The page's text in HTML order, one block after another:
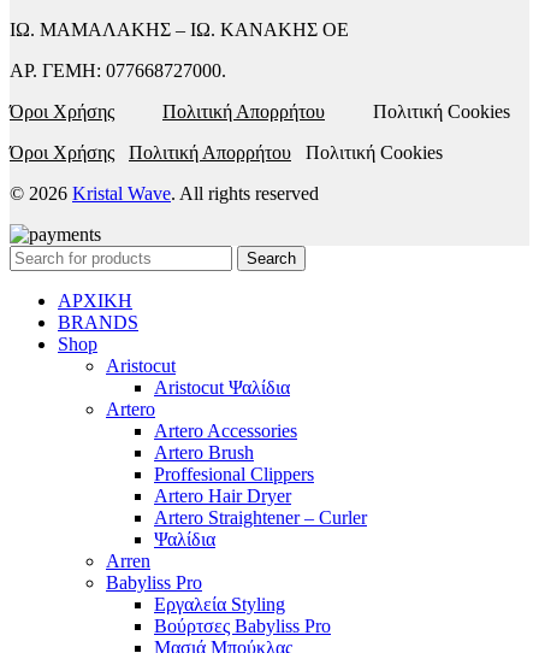
ΙΩ. ΜΑΜΑΛΑΚΗΣ – ΙΩ. ΚΑΝΑΚΗΣ ΟΕ
ΑΡ. ΓΕΜΗ: 077668727000.
Όροι Χρήσης
Πολιτική Απορρήτου Πολιτική Cookies
Όροι Χρήσης
Πολιτική Απορρήτου Πολιτική Cookies
© 2026 Kristal Wave. All rights reserved
Search
ΑΡΧΙΚΗ
BRANDS
Shop
Aristocut
Aristocut Ψαλίδια
Artero
Artero Accessories
Artero Brush
Proffesional Clippers
Artero Hair Dryer
Artero Straightener – Curler
Ψαλίδια
Arren
Babyliss Pro
Εργαλεία Styling
Βούρτσες Babyliss Pro
Μασιά Μπούκλας